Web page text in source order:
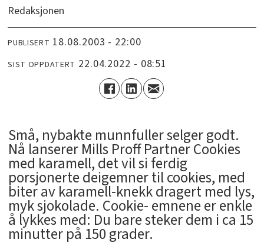
Redaksjonen
PUBLISERT 18.08.2003 - 22:00
SIST OPPDATERT 22.04.2022 - 08:51
Små, nybakte munnfuller selger godt.
Nå lanserer Mills Proff Partner Cookies
med karamell, det vil si ferdig
porsjonerte deigemner til cookies, med
biter av karamell-knekk dragert med lys,
myk sjokolade. Cookie- emnene er enkle
å lykkes med: Du bare steker dem i ca 15
minutter på 150 grader.